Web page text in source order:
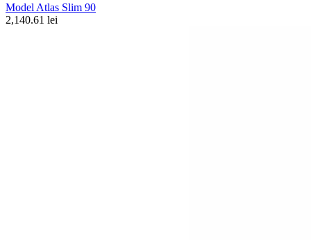
Model Atlas Slim 90
2,140.61 lei